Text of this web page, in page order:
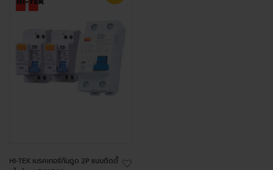
HI-TEK เบรคเกอร์กันดูด 2P แบบติดตั้